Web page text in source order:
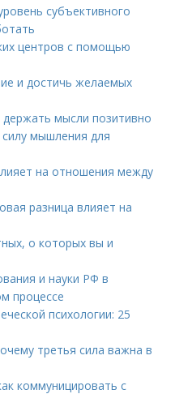
субъективного
центров с помощью
и достичь желаемых
держать мысли позитивно
мышления для
на отношения между
разница влияет на
о которых вы и
и науки РФ в
процессе
психологии: 25
третья сила важна в
коммуницировать с